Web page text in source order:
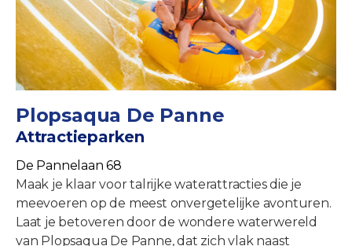
Plopsaqua De Panne
Attractieparken
De Pannelaan 68
Maak je klaar voor talrijke waterattracties die je
meevoeren op de meest onvergetelijke avonturen.
Laat je betoveren door de wondere waterwereld
van Plopsaqua De Panne, dat zich vlak naast